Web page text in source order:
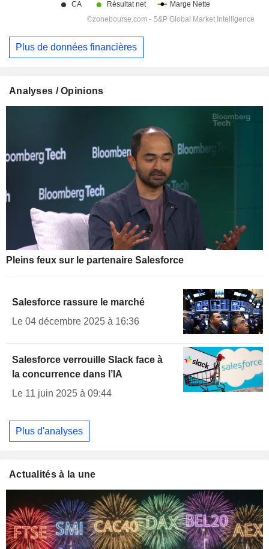
Plus de données financières
Analyses / Opinions
Pleins feux sur le partenaire Salesforce
Salesforce rassure le marché
Le 04 décembre 2025 à 16:36
Salesforce verrouille Slack face à
la concurrence dans l’IA
Le 11 juin 2025 à 09:44
Plus d'analyses
Actualités à la une